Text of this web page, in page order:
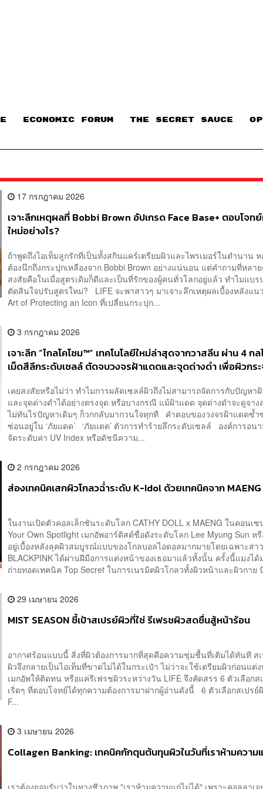
ECONOMIC FORUM THE SECRET SAUCE​
17 กรกฎาคม 2026
เจาะลึกเหตุผลที่ Bobbi Brown อัปเกรด Face Base+ ตอบโจท
ใหม่อย่างไร?
ถ้าพูดถึงไอเท็มลูกรักที่เป็นทั้งสกินแคร์เตรียมผิวและไพรเมอร์ในตำนาน
ต้องนึกถึงกระปุกเหลืองจาก Bobbi Brown อย่างแน่นอน แต่คำถามที่หลา
สงสัยคือในเมื่อสูตรเดิมก็ดีและเป็นที่รักของผู้คนทั่วโลกอยู่แล้ว ทำไมแบร
ตัดสินใจปรับสูตรใหม่? LIFE จะพาสาวๆ มาเจาะลึกเหตุผลเบื้องหลังแน
Art of Protecting an Icon ที่เปลี่ยนกระปุก...
3 กรกฎาคม 2026
เจาะลึก “ไกลโคโซม™” เทคโนโลยีใหม่ล่าสุดจากวาสลีน ผ่าน 4 ก
เม็ดสีลึกระดับเซลล์ ตัดจบวงจรฝ้าแดดและจุดด่างดำ เพื่อผิวกระ
เคยสงสัยหรือไม่ว่า ทำไมการผลัดเซลล์ผิวถึงไม่สามารถจัดการกับปัญหา
และจุดด่างดำได้อย่างตรงจุด หรือบางกรณี แม้ฝ้าแดด จุดด่างดำจะดูจาง
ไม่ทันไรปัญหาเดิมๆ ก็วกกลับมากวนใจทุกที คำตอบของวงจรฝ้าแดดซ้ำ
ซ่อนอยู่ใน ‘ภัยแดด’ ‘ภัยแดด’ ตัวการทำร้ายลึกระดับเซลล์ องค์การอน
จัดระดับค่า UV Index หรือดัชนีความ...
2 กรกฎาคม 2026
ส่องเทคนิคเสกผิวโกลวฉ่ำระดับ K-Idol ด้วยเทคนิคจาก MAENG
ในงานเปิดตัวคอลเล็กชันระดับโลก CATHY DOLL x MAENG ในคอนเซ
Your Own Spotlight เมกอัพอาร์ติสต์ชื่อดังระดับโลก Lee Myung Sun ห
อยู่เบื้องหลังลุคผิวสมบูรณ์แบบของโกลบอลไอดอลมากมายโดยเฉพาะสา
BLACKPINK ได้ผ่านฝีมือการแต่งหน้าของเธอมาแล้วทั้งนั้น ครั้งนี้แมงได้
ถ่ายทอดเทคนิค Top Secret ในการเนรมิตผิวโกลวทั้งผิวหน้าและผิวกาย
29 เมษายน 2026
MIST SEASON ชี้เป้าสเปรย์ผิวที่ใช่ รีเฟรชผิวสดชื่นสู้หน้าร้อน
อากาศร้อนแบบนี้ สิ่งที่ผิวต้องการมากที่สุดคือความชุ่มชื้นที่เติมได้ทันที ส
ผิวจึงกลายเป็นไอเท็มที่ขาดไม่ได้ในกระเป๋า ไม่ว่าจะใช้เตรียมผิวก่อนแต่
เมกอัพให้ติดทน หรือแค่รีเฟรชผิวระหว่างวัน LIFE จึงคัดสรร 6 ตัวเลือกส
เริ่ดๆ ที่ตอบโจทย์ได้ทุกความต้องการมาฝากผู้อ่านดังนี้ 6 ตัวเลือกสเปร
F...
3 เมษายน 2026
Collagen Banking: เทคนิคกักตุนต้นทุนผิวในวันที่เราห้ามความ